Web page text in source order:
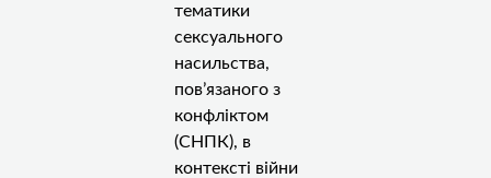
тематики
сексуального
насильства,
повʼязаного з
конфліктом
(СНПК), в
контексті війни